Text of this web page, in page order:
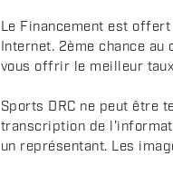
Le Financement est
Internet. 2ème chance
vous offrir le meilleur
Sports DRC ne peut être
transcription de
un représentant. Les